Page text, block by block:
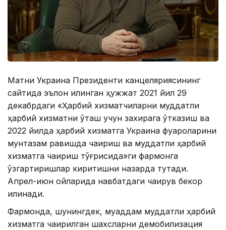
Матни Украина Президенти канцеляриясининг
сайтида эълон қилинган ҳужжат 2021 йил 29
декабрдаги «Ҳарбий хизматчиларни муддатли
ҳарбий хизматни ўташ учун захирага ўтказиш ва
2022 йилда ҳарбий хизматга Украина фуқароларини
мунтазам равишда чақириш ва муддатли ҳарбий
хизматга чақириш тўғрисида»ги фармонга
ўзгартиришлар киритишни назарда тутади.
Апрел-июн ойларида навбатдаги чақирув бекор
қилинади.
Фармонда, шунингдек, муқаддам муддатли ҳарбий
хизматга чақирилган шахсларни демобилизация